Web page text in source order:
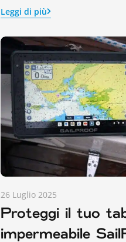
Leggi di più
26 Luglio 2025
Proteggi il tuo
impermeabile